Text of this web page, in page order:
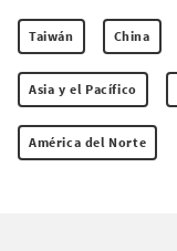
Taiwán China
Asia y el Pacífico
América del Norte